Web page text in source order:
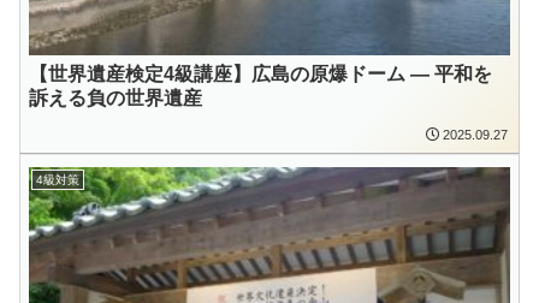
【世界遺産検定4級講座】広島の原爆ドーム ― 平和を
訴える負の世界遺産
2025.09.27
4級対策